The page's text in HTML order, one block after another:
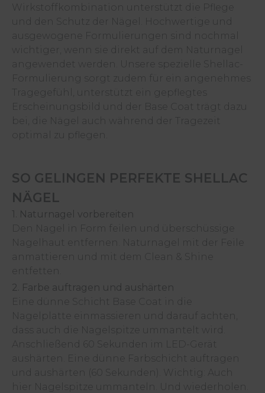
Wirkstoffkombination unterstützt die Pflege
und den Schutz der Nägel. Hochwertige und
ausgewogene Formulierungen sind nochmal
wichtiger, wenn sie direkt auf dem Naturnagel
angewendet werden. Unsere spezielle Shellac-
Formulierung sorgt zudem für ein angenehmes
Tragegefühl, unterstützt ein gepflegtes
Erscheinungsbild und der Base Coat trägt dazu
bei, die Nägel auch während der Tragezeit
optimal zu pflegen.
SO GELINGEN PERFEKTE SHELLAC
NÄGEL
1. Naturnagel vorbereiten
Den Nagel in Form feilen und überschüssige
Nagelhaut entfernen. Naturnagel mit der Feile
anmattieren und mit dem Clean & Shine
entfetten.
2. Farbe auftragen und aushärten
Eine dünne Schicht Base Coat in die
Nagelplatte einmassieren und darauf achten,
dass auch die Nagelspitze ummantelt wird.
Anschließend 60 Sekunden im LED-Gerät
aushärten. Eine dünne Farbschicht auftragen
und aushärten (60 Sekunden). Wichtig: Auch
hier Nagelspitze ummanteln. Und wiederholen.